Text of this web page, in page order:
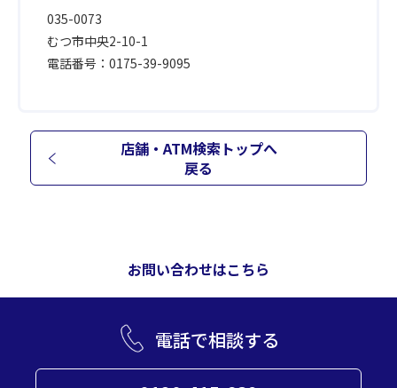
035-0073
むつ市中央2-10-1
電話番号：0175-39-9095
店舗・ATM検索トップへ
戻る
お問い合わせはこちら
電話で相談する